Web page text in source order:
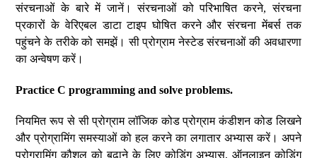
संरचनाओं के बारे में जानें। संरचनाओं को परिभाषित करने, संरचना
प्रकारों के वेरिएबल डाटा टाइप घोषित करने और संरचना मेंबर्स तक
पहुंचने के तरीके को समझें। सी प्रोग्राम नेस्टेड संरचनाओं की अवधारणा
का अन्वेषण करें।
Practice C programming and solve problems.
नियमित रूप से सी प्रोग्राम लॉजिक कोड प्रोग्राम कंडीशन कोड लिखने
और प्रोग्रामिंग समस्याओं को हल करने का लगातार अभ्यास करें। अपने
प्रोग्रामिंग कौशल को बढ़ाने के लिए कोडिंग अभ्यास, ऑनलाइन कोडिंग